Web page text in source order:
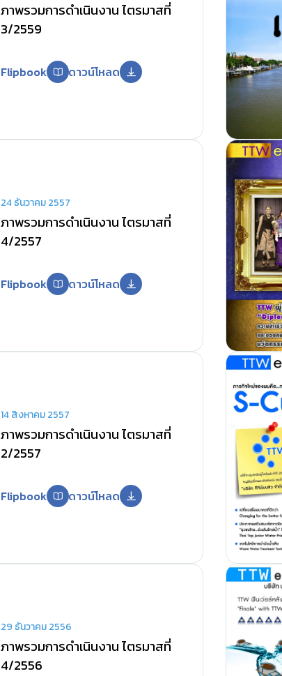
ภาพรวมการดำเนินงาน ไตรมาสที่
3/2559
Flipbook ดาวน์โหลด
24 ธันวาคม 2557
ภาพรวมการดำเนินงาน ไตรมาสที่
4/2557
Flipbook ดาวน์โหลด
14 สิงหาคม 2557
ภาพรวมการดำเนินงาน ไตรมาสที่
2/2557
Flipbook ดาวน์โหลด
29 ธันวาคม 2556
ภาพรวมการดำเนินงาน ไตรมาสที่
4/2556